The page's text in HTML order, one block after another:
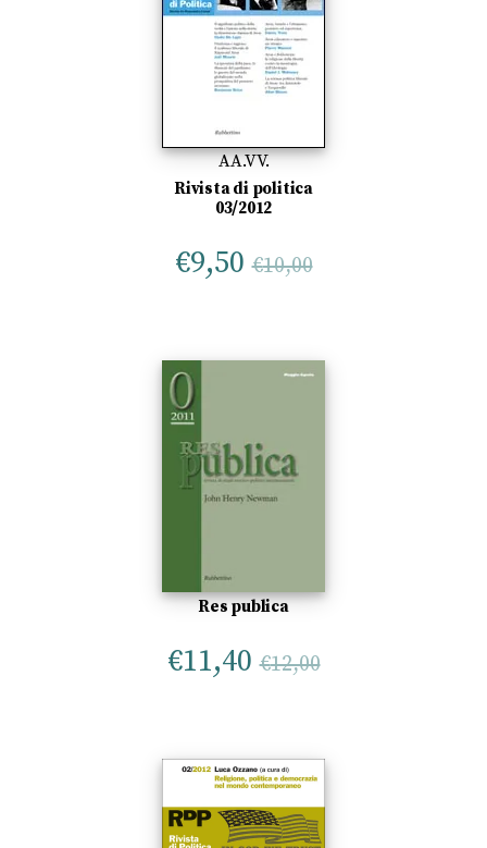
AA.VV.
Rivista di politica
03/2012
€9,50 €10,00
Res publica
€11,40 €12,00